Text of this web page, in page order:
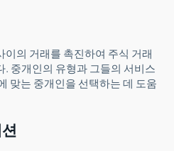
의 거래를 촉진하여 주식 거래
. 중개인의 유형과 그들의 서비스
맞는 중개인을 선택하는 데 도움